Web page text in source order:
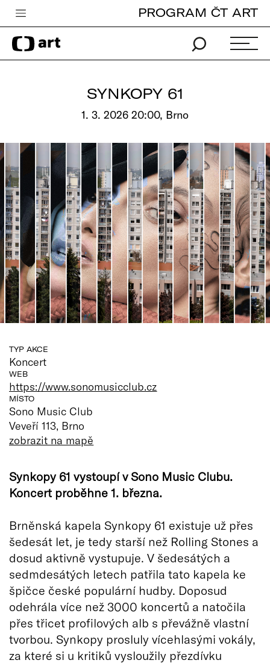
Česká televize
Zpravodajství
Pro děti
edu
Vše o ČT
PROGRAM ČT ART
SYNKOPY 61
1. 3. 2026 20:00, Brno
TYP AKCE
Koncert
WEB
https://www.sonomusicclub.cz
MÍSTO
Sono Music Club
Veveří 113, Brno
zobrazit na mapě
Synkopy 61 vystoupí v Sono Music Clubu.
Koncert proběhne 1. března.
Brněnská kapela Synkopy 61 existuje už přes
šedesát let, je tedy starší než Rolling Stones a
dosud aktivně vystupuje. V šedesátých a
sedmdesátých letech patřila tato kapela ke
špičce české populární hudby. Doposud
odehrála více než 3000 koncertů a natočila
přes třicet profilových alb s převážně vlastní
tvorbou. Synkopy prosluly vícehlasými vokály,
za které si u kritiků vysloužily přezdívku